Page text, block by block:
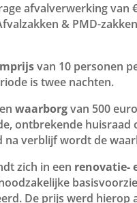
afvalverwerking van
& PMD-
van 10 personen
is twee nachten.
waarborgvan 500
ontbrekende
na verblijf wordt de
zich in een renovatie-
De prijs werd hierop